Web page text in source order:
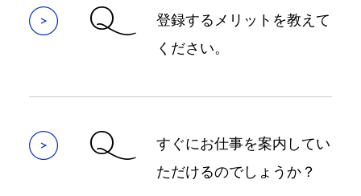
Q
登録するメリットを教えて
ください。
Q
すぐにお仕事を案内してい
ただけるのでしょうか？